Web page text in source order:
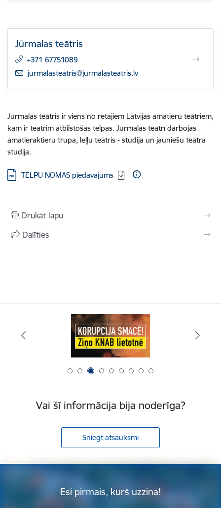
Jūrmalas teātris
+371 67751089
E-pasts:
jurmalasteatris@jurmalasteatris.lv
Jūrmalas teātris ir viens no retajiem Latvijas amatieru teātriem,
kam ir teātrim atbilstošas telpas. Jūrmalas teātrī darbojas
amatieraktieru trupa, leļļu teātris - studija un jauniešu teātra
studija.
Lejupielādēt:
TELPU NOMAS piedāvājums
Drukāt lapu
Dalīties
Vai šī informācija bija noderīga?
Sniegt atsauksmi
Esi pirmais, kurš uzzina!